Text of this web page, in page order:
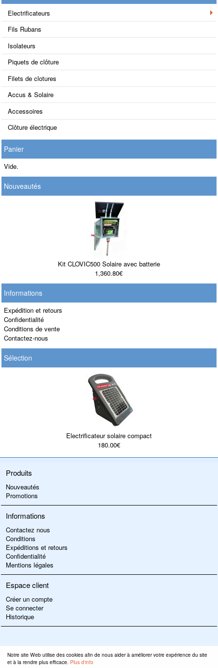
Notre site Web utilise des cookies afin de nous aider à améliorer votre expérience du site
et à la rendre plus efficace. Plus d'info
Electrificateurs
Fils Rubans
Isolateurs
Piquets de clôture
Filets de clotures
Accus & Solaire
Accessoires
Clôture électrique
Panier
Vide.
Nouveautés
Kit CLOVIC500 Solaire avec batterie
1,360.80€
Informations
Expédition et retours
Confidentialité
Conditions de vente
Contactez-nous
Sélection
Electrificateur solaire compact
180.00€
Produits
Nouveautés
Promotions
Informations
Contactez nous
Conditions
Expéditions et retours
Confidentialité
Mentions légales
Espace client
Créer un compte
Se connecter
Historique